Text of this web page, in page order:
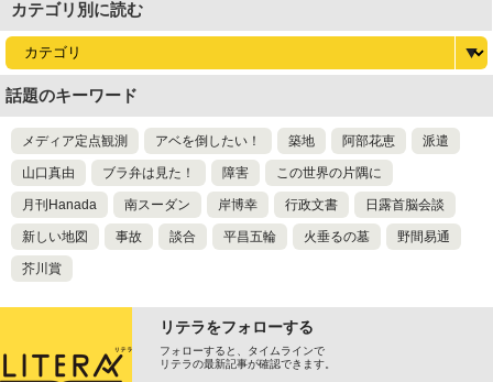
カテゴリ別に読む
話題のキーワード
メディア定点観測 アベを倒したい！ 築地 阿部花恵 派遣
山口真由 ブラ弁は見た！ 障害 この世界の片隅に
月刊Hanada 南スーダン 岸博幸 行政文書 日露首脳会談
新しい地図 事故 談合 平昌五輪 火垂るの墓 野間易通
芥川賞
リテラをフォローする
フォローすると、タイムラインで
リテラの最新記事が確認できます。